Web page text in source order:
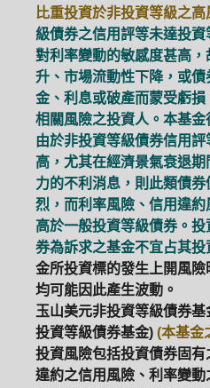
比重投資於非投資等級之高
級債券之信用評等未達投
對利率變動的敏感度甚高
升、市場流動性下降，或
金、利息或破產而蒙受虧
相關風險之投資人。本基金
由於非投資等級債券信用
高，尤其在經濟景氣衰退
力的不利消息，則此類債
烈，而利率風險、信用違
高於一般投資等級債券。
券為訴求之基金不宜占其投
金所投資標的發生上開風
均可能因此產生波動。
玉山美元非投資等級債券
投資等級債券基金) (本基金
投資風險包括投資債券固
違約之信用風險、利率變動